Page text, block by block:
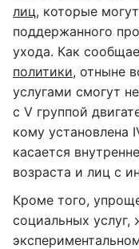
лиц, которые
поддержанного
ухода. Как
политики, отныне
услугами смогут
с V группой
кому установлена
касается
возраста и лиц с
Кроме того,
социальных